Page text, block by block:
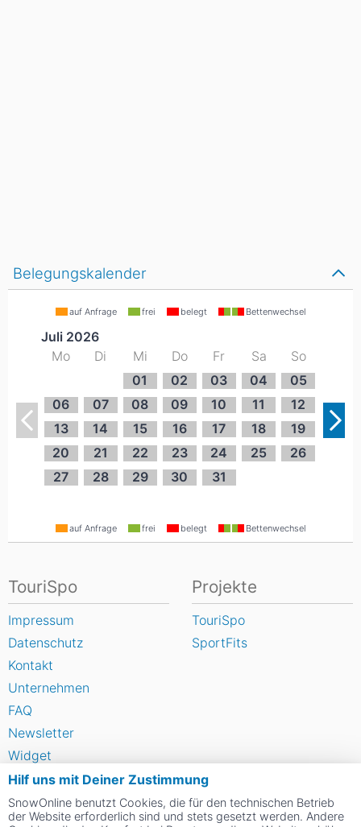
Belegungskalender
auf Anfrage frei belegt Bettenwechsel
Juli 2026
Mo
Di Mi Do Fr Sa
So
01
02 03 04
05
06
07 08 09 10 11
12
13
14 15 16 17 18
19
20
21 22 23 24 25
26
27
28 29 30 31
auf Anfrage frei belegt Bettenwechsel
Hilf uns mit Deiner Zustimmung
SnowOnline benutzt Cookies, die für den technischen Betrieb
der Website erforderlich sind und stets gesetzt werden. Andere
TouriSpo
Impressum
Datenschutz
Kontakt
Unternehmen
FAQ
Newsletter
Widget
Umfragen
Skigebiet bewerten
Projekte
TouriSpo
SportFits